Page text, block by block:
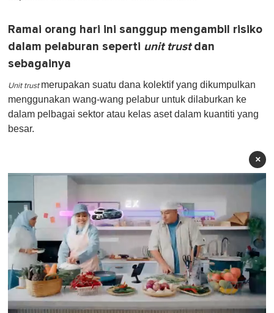
Ramai orang hari ini sanggup mengambil risiko
dalam pelaburan seperti unit trustdan
sebagainya
Unit trust merupakan suatu dana kolektif yang dikumpulkan
menggunakan wang-wang pelabur untuk dilaburkan ke
dalam pelbagai sektor atau kelas aset dalam kuantiti yang
besar.
×